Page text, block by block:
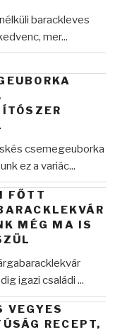
barackleves
mer...
csemegeuborka
ez a variác...
FŐTT
MÉG MA IS
igazi családi ...
VEGYES
RECEPT,